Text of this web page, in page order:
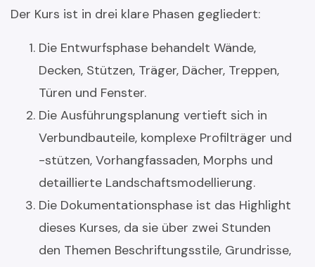
Der Kurs ist in drei klare Phasen gegliedert:
Die Entwurfsphase behandelt Wände,
Decken, Stützen, Träger, Dächer, Treppen,
Türen und Fenster.
Die Ausführungsplanung vertieft sich in
Verbundbauteile, komplexe Profilträger und
-stützen, Vorhangfassaden, Morphs und
detaillierte Landschaftsmodellierung.
Die Dokumentationsphase ist das Highlight
dieses Kurses, da sie über zwei Stunden
den Themen Beschriftungsstile, Grundrisse,